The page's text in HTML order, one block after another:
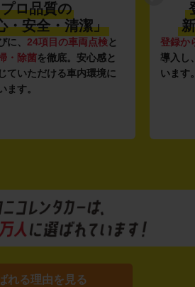
プロ品質の
・安全・清潔」
に、 24項目の車両点検と
・除菌を徹底。安心感と
ていただける車内環境に
ます。
登録か
導入し
います
れる理由を見る